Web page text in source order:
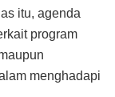
itu, agenda
program
menghadapi